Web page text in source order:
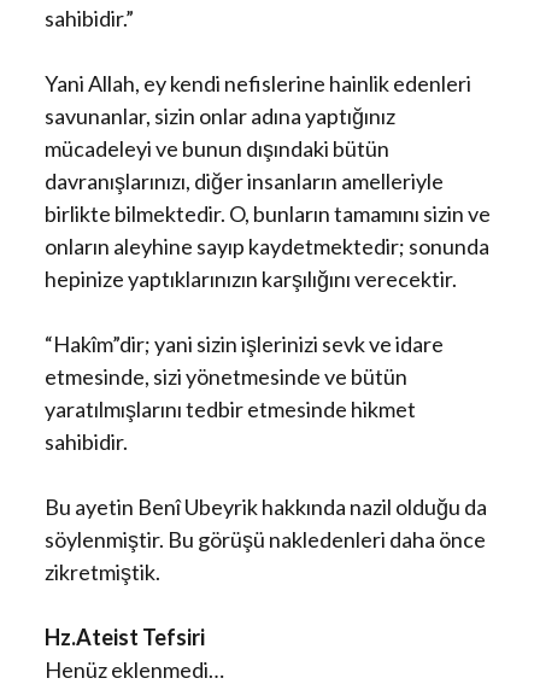
sahibidir.”
Yani Allah, ey kendi nefislerine hainlik edenleri
savunanlar, sizin onlar adına yaptığınız
mücadeleyi ve bunun dışındaki bütün
davranışlarınızı, diğer insanların amelleriyle
birlikte bilmektedir. O, bunların tamamını sizin ve
onların aleyhine sayıp kaydetmektedir; sonunda
hepinize yaptıklarınızın karşılığını verecektir.
“Hakîm”dir; yani sizin işlerinizi sevk ve idare
etmesinde, sizi yönetmesinde ve bütün
yaratılmışlarını tedbir etmesinde hikmet
sahibidir.
Bu ayetin Benî Ubeyrik hakkında nazil olduğu da
söylenmiştir. Bu görüşü nakledenleri daha önce
zikretmiştik.
Hz.Ateist Tefsiri
Henüz eklenmedi…